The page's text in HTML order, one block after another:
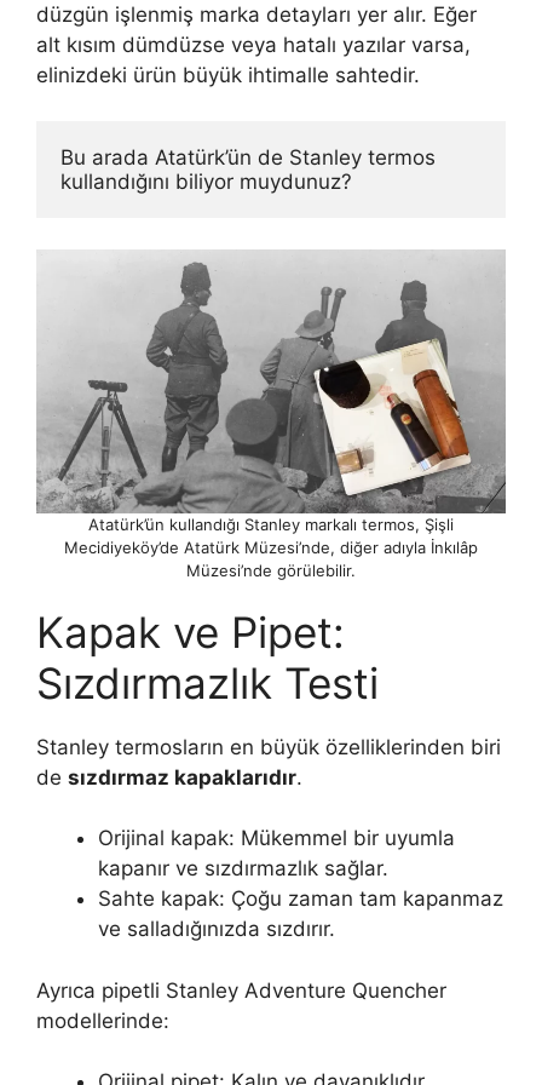
düzgün işlenmiş marka detayları yer alır. Eğer
alt kısım dümdüzse veya hatalı yazılar varsa,
elinizdeki ürün büyük ihtimalle sahtedir.
Bu arada Atatürk’ün de Stanley termos
kullandığını biliyor muydunuz?
Atatürk’ün kullandığı Stanley markalı termos, Şişli
Mecidiyeköy’de Atatürk Müzesi’nde, diğer adıyla İnkılâp
Müzesi’nde görülebilir.
Kapak ve Pipet:
Sızdırmazlık Testi
Stanley termosların en büyük özelliklerinden biri
de sızdırmaz kapaklarıdır.
Orijinal kapak: Mükemmel bir uyumla
kapanır ve sızdırmazlık sağlar.
Sahte kapak: Çoğu zaman tam kapanmaz
ve salladığınızda sızdırır.
Ayrıca pipetli Stanley Adventure Quencher
modellerinde: